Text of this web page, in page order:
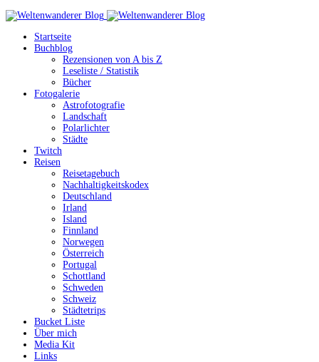
Startseite
Buchblog
Rezensionen von A bis Z
Leseliste / Statistik
Bücher
Fotogalerie
Astrofotografie
Landschaft
Polarlichter
Städte
Twitch
Reisen
Reisetagebuch
Nachhaltigkeitskodex
Deutschland
Irland
Island
Finnland
Norwegen
Österreich
Portugal
Schottland
Schweden
Schweiz
Städtetrips
Bucket Liste
Über mich
Media Kit
Links